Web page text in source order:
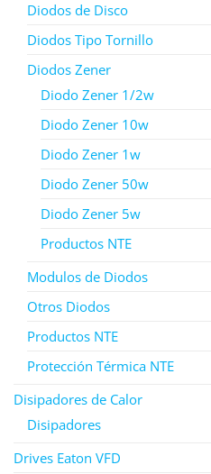
Diodos de Disco
Diodos Tipo Tornillo
Diodos Zener
Diodo Zener 1/2w
Diodo Zener 10w
Diodo Zener 1w
Diodo Zener 50w
Diodo Zener 5w
Productos NTE
Modulos de Diodos
Otros Diodos
Productos NTE
Protección Térmica NTE
Disipadores de Calor
Disipadores
Drives Eaton VFD